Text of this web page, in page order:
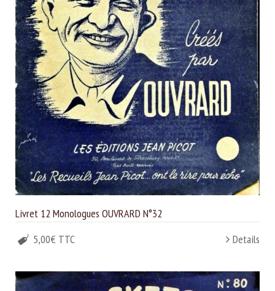
Livret 12 Monologues OUVRARD N°32
5,00€ TTC
Details